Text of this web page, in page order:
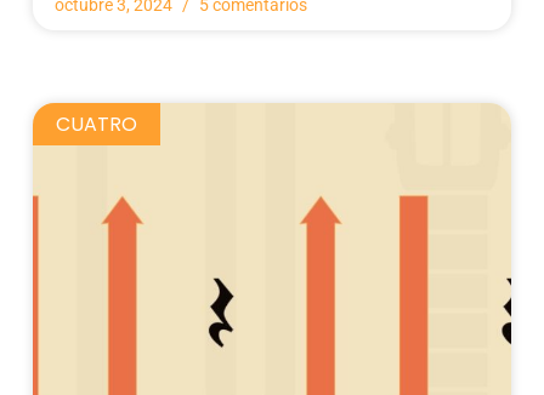
octubre 3, 2024 5 comentarios
CUATRO